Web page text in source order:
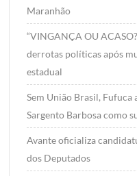
Maranhão
“VINGANÇA OU
derrotas políticas após
estadual
Sem União Brasil,
Sargento Barbosa como
Avante oficializa
dos Deputados